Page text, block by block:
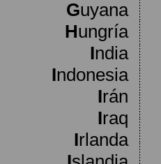
Guyana
Hungría
India
Indonesia
Irán
Iraq
Irlanda